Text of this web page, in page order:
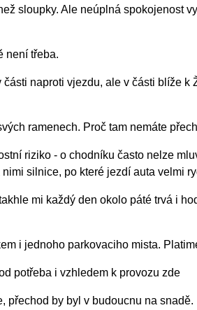
Ale neúplná spokojenost
třeba.
naproti vjezdu, ale v části blíže k
ramenech. Proč tam nemáte
riziko - o chodníku často nelze
silnice, po které jezdí auta velmi
mi každý den okolo páté trvá i
jednoho parkovaciho mista.
i vzhledem k provozu zde
by byl v budoucnu na snadě.